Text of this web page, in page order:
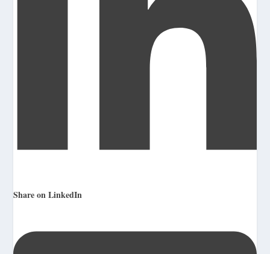
Share on LinkedIn